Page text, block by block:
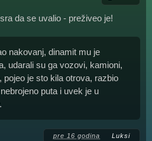
da se uvalio - preživeo je!
nakovanj, dinamit mu je
udarali su ga vozovi, kamioni,
pojeo je sto kila otrova, razbio
puta i uvek je u
pre 16 godina Luksi